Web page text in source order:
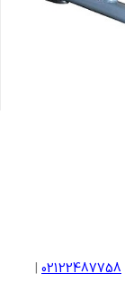
02122487758
|